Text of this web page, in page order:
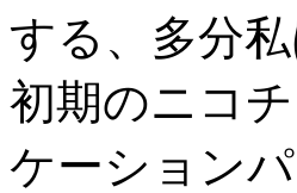
する、多分
初期のニコ
ケーションパ